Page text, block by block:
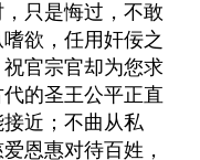
只是悔过，不敢
欲，任用奸佞之
官宗官却为您求
的圣王公平正直
近；不曲从私
恩惠对待百姓，